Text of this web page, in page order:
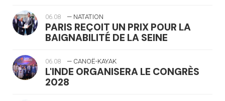
06.08 — NATATION
PARIS REÇOIT UN PRIX POUR LA
BAIGNABILITÉ DE LA SEINE
06.08 — CANOË-KAYAK
L'INDE ORGANISERA LE CONGRÈS
2028